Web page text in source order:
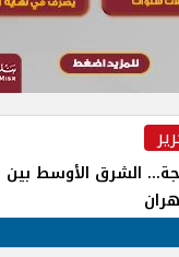
الشرق الأوسط بين